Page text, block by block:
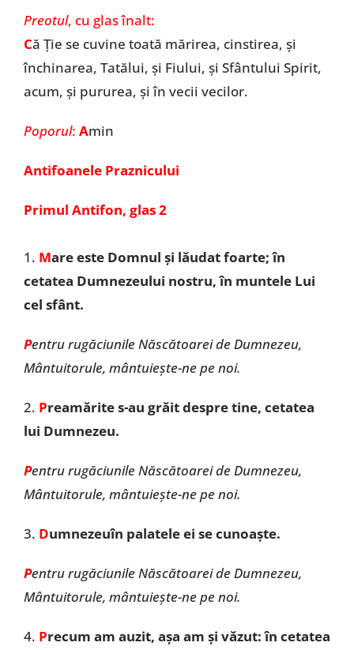
Preotul, cu glas înalt:
Că Ție se cuvine toată mărirea, cinstirea, și
închinarea, Tatălui, și Fiului, și Sfântului Spirit,
acum, și pururea, și în vecii vecilor.
Poporul: Amin
Antifoanele Praznicului
Primul Antifon, glas 2
1. Mare este Domnul și lăudat foarte; în
cetatea Dumnezeului nostru, în muntele Lui
cel sfânt.
Pentru rugăciunile Născătoarei de Dumnezeu,
Mântuitorule, mântuiește-ne pe noi.
2. Preamărite s-au grăit despre tine, cetatea
lui Dumnezeu.
Pentru rugăciunile Născătoarei de Dumnezeu,
Mântuitorule, mântuiește-ne pe noi.
3. Dumnezeuîn palatele ei se cunoaște.
Pentru rugăciunile Născătoarei de Dumnezeu,
Mântuitorule, mântuiește-ne pe noi.
4. Precum am auzit, așa am și văzut: în cetatea